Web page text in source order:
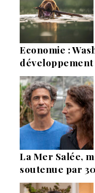
Economie :
La Mer Salée,
soutenue par